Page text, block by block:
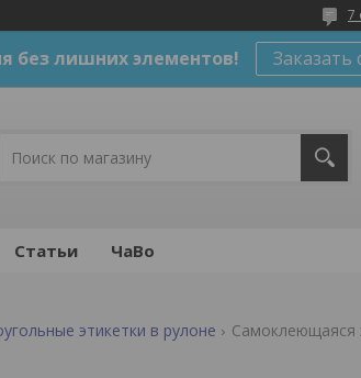
7
без лишних элементов! Заказать
Статьи ЧаВо
этикетки в рулоне Самоклеющаяся